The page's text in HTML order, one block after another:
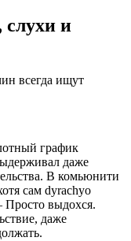
слухи и
всегда ищут
график
даже
В комьюнити
сам dyrachyo
выдохся.
даже